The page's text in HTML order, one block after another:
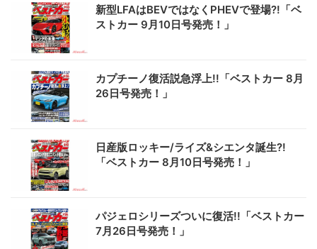
新型LFAはBEVではなくPHEVで登場?!「ベ
ストカー 9月10日号発売！」
カプチーノ復活説急浮上!!「ベストカー 8月
26日号発売！」
日産版ロッキー/ライズ&シエンタ誕生?!
「ベストカー 8月10日号発売！」
パジェロシリーズついに復活!!「ベストカー
7月26日号発売！」